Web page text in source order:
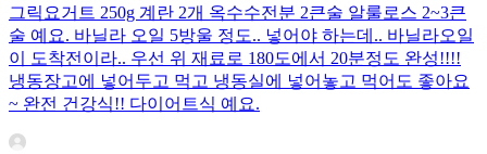
그릭요거트 250g 계란 2개 옥수수전분 2큰술 알룰로스 2~3큰
술 예요. 바닐라 오일 5방울 정도.. 넣어야 하는데.. 바닐라오일
이 도착전이라.. 우선 위 재료로 180도에서 20분정도 완성!!!!
냉동장고에 넣어두고 먹고 냉동실에 넣어놓고 먹어도 좋아요
~ 완전 건강식!! 다이어트식 예요.